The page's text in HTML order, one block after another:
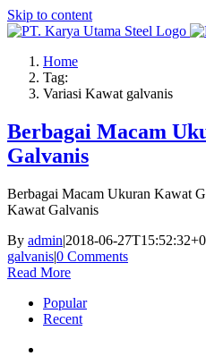
Skip to content
Home
Tag:
Variasi Kawat galvanis
Berbagai Macam
Galvanis
Berbagai Macam Ukuran Kawat
Kawat Galvanis
By admin|2018-06-
galvanis|0 Comments
Read More
Popular
Recent